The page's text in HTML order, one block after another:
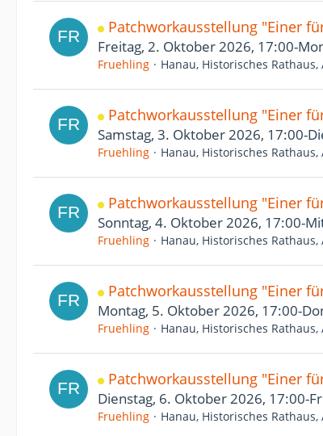
Patchworkausstellung "Einer
Freitag, 2. Oktober 2026, 17:00-
Fruehling Hanau, Historisches Rathaus,
Patchworkausstellung "Einer
Samstag, 3. Oktober 2026, 17:00-
Fruehling Hanau, Historisches Rathaus,
Patchworkausstellung "Einer
Sonntag, 4. Oktober 2026, 17:00-
Fruehling Hanau, Historisches Rathaus,
Patchworkausstellung "Einer
Montag, 5. Oktober 2026, 17:00-
Fruehling Hanau, Historisches Rathaus,
Patchworkausstellung "Einer
Dienstag, 6. Oktober 2026, 17:00-
Fruehling Hanau, Historisches Rathaus,